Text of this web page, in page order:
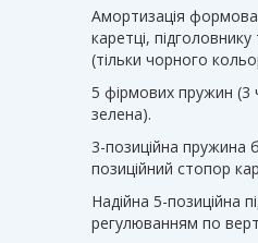
Амортизація
каретці, підголовнику
(тільки чорного
5 фірмових пружин (3
зелена).
3-позиційна пружина
позиційний стопор
Надійна 5-позиційна
регулюванням по